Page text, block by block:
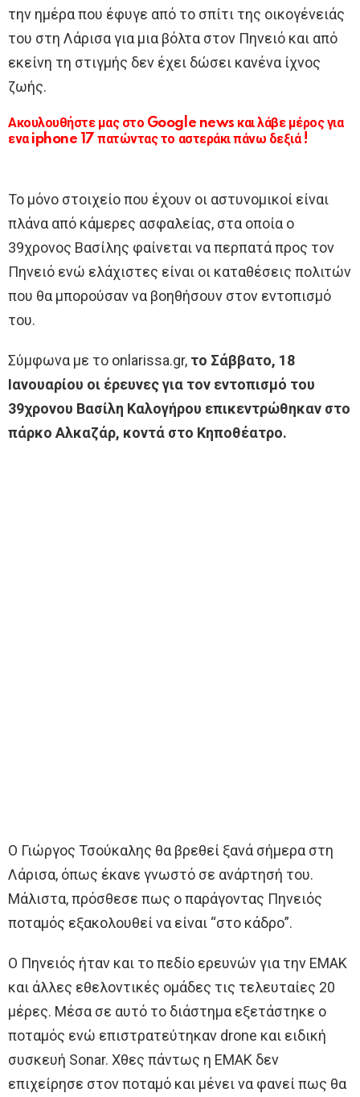
την ημέρα που έφυγε από το σπίτι της οικογένειάς
του στη Λάρισα για μια βόλτα στον Πηνειό και από
εκείνη τη στιγμής δεν έχει δώσει κανένα ίχνος
ζωής.
Ακουλουθήστε μας στο Google news και λάβε μέρος για
ενα iphone 17 πατώντας το αστεράκι πάνω δεξιά !
Το μόνο στοιχείο που έχουν οι αστυνομικοί είναι
πλάνα από κάμερες ασφαλείας, στα οποία ο
39χρονος Βασίλης φαίνεται να περπατά προς τον
Πηνειό ενώ ελάχιστες είναι οι καταθέσεις πολιτών
που θα μπορούσαν να βοηθήσουν στον εντοπισμό
του.
Σύμφωνα με το onlarissa.gr, το Σάββατο, 18
Ιανουαρίου οι έρευνες για τον εντοπισμό του
39χρονου Βασίλη Καλογήρου επικεντρώθηκαν στο
πάρκο Αλκαζάρ, κοντά στο Κηποθέατρο.
Ο Γιώργος Τσούκαλης θα βρεθεί ξανά σήμερα στη
Λάρισα, όπως έκανε γνωστό σε ανάρτησή του.
Μάλιστα, πρόσθεσε πως ο παράγοντας Πηνειός
ποταμός εξακολουθεί να είναι “στο κάδρο”.
Ο Πηνειός ήταν και το πεδίο ερευνών για την ΕΜΑΚ
και άλλες εθελοντικές ομάδες τις τελευταίες 20
μέρες. Μέσα σε αυτό το διάστημα εξετάστηκε ο
ποταμός ενώ επιστρατεύτηκαν drone και ειδική
συσκευή Sonar. Χθες πάντως η ΕΜΑΚ δεν
επιχείρησε στον ποταμό και μένει να φανεί πως θα